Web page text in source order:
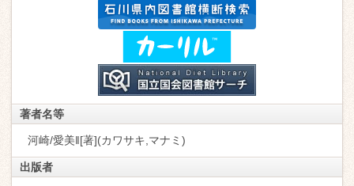
著者名等
河崎/愛美‖[著](カワサキ,マナミ)
出版者